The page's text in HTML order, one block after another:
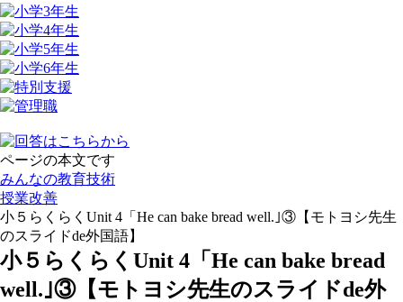
ページの本文です
みんなの教育技術
授業改善
小５らくらくUnit 4「He can bake bread well.｣③【モトヨシ先生
のスライドde外国語】
小５らくらくUnit 4「He can bake bread
well.｣③【モトヨシ先生のスライドde外